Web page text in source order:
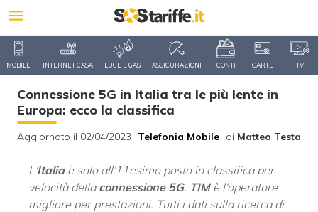
MOBILE INTERNET CASA LUCE E GAS ASSICURAZIONI CONTI CARTE TV
Connessione 5G in Italia tra le più lente in
Europa: ecco la classifica
Aggiornato il 02/04/2023 Telefonia Mobile di Matteo Testa
L'Italiaè solo all'11esimo posto in classifica per
velocità della connessione 5G. TIMè l'operatore
migliore per prestazioni. Tutti i dati sulla ricerca di